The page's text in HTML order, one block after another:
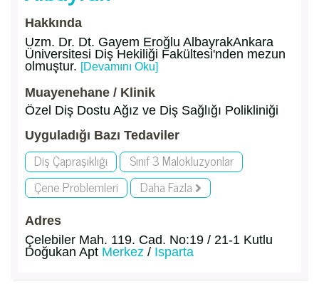
Hakkında
Uzm. Dr. Dt. Gayem Eroğlu AlbayrakAnkara
Üniversitesi Diş Hekiliği Fakültesi'nden mezun
olmuştur. [Devamını Oku]
Muayenehane / Klinik
Özel Diş Dostu Ağız ve Diş Sağlığı Polikliniği
Uyguladığı Bazı Tedaviler
Diş Çapraşıklığı
Sınıf 3 Malokluzyonlar
Çene Problemleri
Daha Fazla
Adres
Çelebiler Mah. 119. Cad. No:19 / 21-1 Kutlu
Doğukan Apt Merkez / Isparta